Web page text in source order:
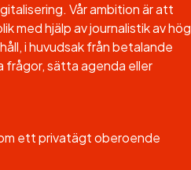
Vår ambition är att
med hjälp av journalistik av hög
i huvudsak från betalande
frågor, sätta agenda eller
ett privatägt oberoende